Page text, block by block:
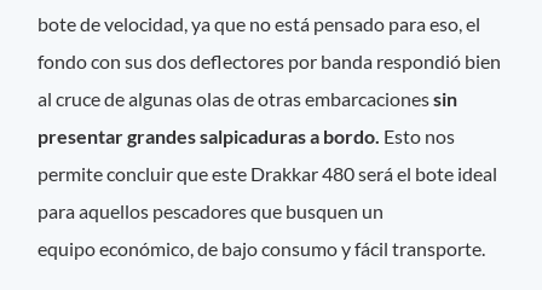
bote de velocidad, ya que no está pensado para eso, el
fondo con sus dos deflectores por banda respondió bien
al cruce de algunas olas de otras embarcacionessin
presentar grandes salpicaduras a bordo. Esto nos
permite concluir que este Drakkar 480 será el bote ideal
para aquellos pescadores que busquen un
equipo económico, de bajo consumo y fácil transporte.